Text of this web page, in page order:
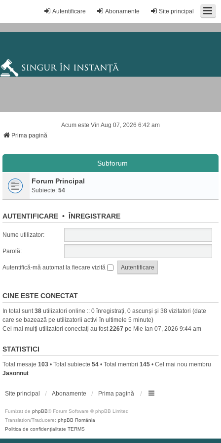
Site principal
Abonamente
Autentificare
Acum este Vin Aug 07, 2026 6:42 am
Prima pagină
Subforum
Forum Principal
Subiecte: 54
AUTENTIFICARE • ÎNREGISTRARE
Nume utilizator:
Parolă:
Autentifică-mă automat la fiecare vizită
CINE ESTE CONECTAT
In total sunt38 utilizatori online :: 0 înregistrați, 0 ascunși și 38 vizitatori (date
care se bazează pe utilizatorii activi în ultimele 5 minute)
Cei mai mulţi utilizatori conectaţi au fost2267 pe Mie Ian 07, 2026 9:44 am
STATISTICI
Total mesaje 103 • Total subiecte 54 • Total membri 145 • Cel mai nou membru
Jasonnut
Site principal Abonamente Prima pagină
Furnizat de phpBB® Forum Software © phpBB Limited
Translation/Traducere: phpBB România
Politica de confidenţialitate TERMS